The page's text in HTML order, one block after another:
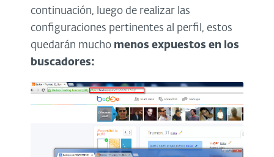
continuación, luego de realizar las
configuraciones pertinentes al perfil, estos
quedarán mucho menos expuestos en los
buscadores: